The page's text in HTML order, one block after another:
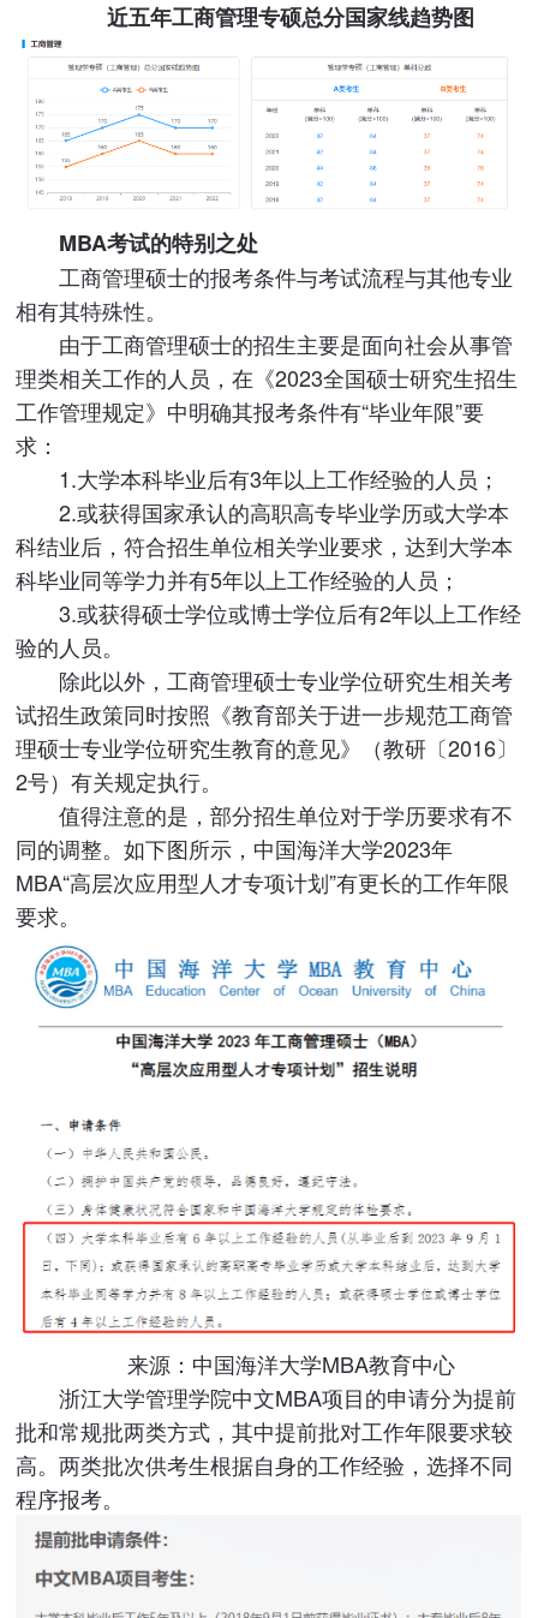
近五年工商管理专硕总分国家线趋势图
MBA考试的特别之处
工商管理硕士的报考条件与考试流程与其他专业
相有其特殊性。
由于工商管理硕士的招生主要是面向社会从事管
理类相关工作的人员，在《2023全国硕士研究生招生
工作管理规定》中明确其报考条件有“毕业年限”要
求：
1.大学本科毕业后有3年以上工作经验的人员；
2.或获得国家承认的高职高专毕业学历或大学本
科结业后，符合招生单位相关学业要求，达到大学本
科毕业同等学力并有5年以上工作经验的人员；
3.或获得硕士学位或博士学位后有2年以上工作经
验的人员。
除此以外，工商管理硕士专业学位研究生相关考
试招生政策同时按照《教育部关于进一步规范工商管
理硕士专业学位研究生教育的意见》（教研〔2016〕
2号）有关规定执行。
值得注意的是，部分招生单位对于学历要求有不
同的调整。如下图所示，中国海洋大学2023年
MBA“高层次应用型人才专项计划”有更长的工作年限
要求。
来源：中国海洋大学MBA教育中心
浙江大学管理学院中文MBA项目的申请分为提前
批和常规批两类方式，其中提前批对工作年限要求较
高。两类批次供考生根据自身的工作经验，选择不同
程序报考。